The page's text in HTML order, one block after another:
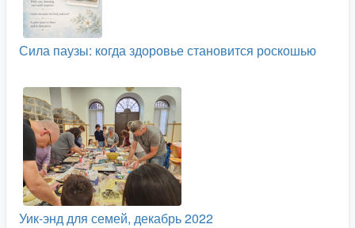
Сила паузы: когда здоровье становится роскошью
Уик-энд для семей, декабрь 2022